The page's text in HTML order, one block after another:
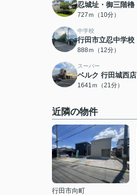
忍城址・御三階櫓
727ｍ（10分）
中学校
行田市立忍中学校
888ｍ（12分）
スーパー
ベルク 行田城西店
1641ｍ（21分）
近隣の物件
行田市向町